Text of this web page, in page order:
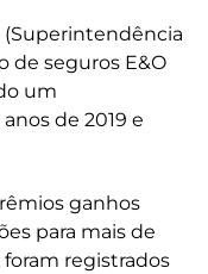
(Superintendência
de seguros E&O
um
de 2019 e
ganhos
para mais de
foram registrados